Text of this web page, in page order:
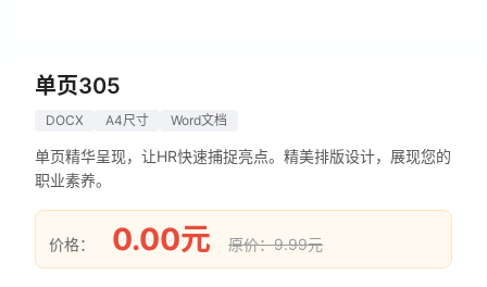
单页305
DOCX A4尺寸 Word文档
单页精华呈现，让HR快速捕捉亮点。精美排版设计，展现您的
职业素养。
价格： 0.00元 原价：9.99元